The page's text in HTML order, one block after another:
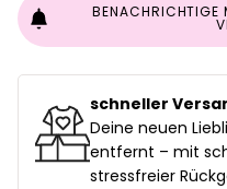
BENACHRICHTIGE
schneller
Deine neuen
entfernt – mit
stressfreier